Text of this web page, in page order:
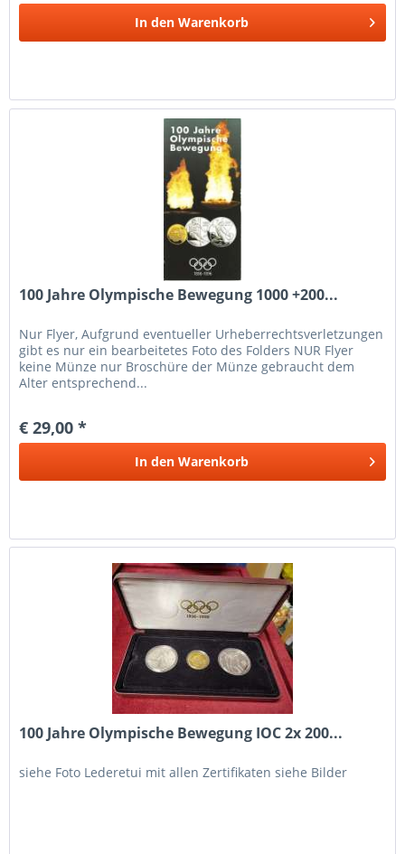
In den Warenkorb
100 Jahre Olympische Bewegung 1000 +200...
Nur Flyer, Aufgrund eventueller Urheberrechtsverletzungen
gibt es nur ein bearbeitetes Foto des Folders NUR Flyer
keine Münze nur Broschüre der Münze gebraucht dem
Alter entsprechend...
€ 29,00 *
In den Warenkorb
100 Jahre Olympische Bewegung IOC 2x 200...
siehe Foto Lederetui mit allen Zertifikaten siehe Bilder